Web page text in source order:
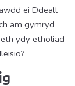
ei Ddeall
am gymryd
ydy etholiad